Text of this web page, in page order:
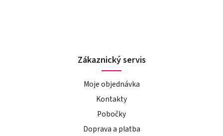
Zákaznický servis
Moje objednávka
Kontakty
Pobočky
Doprava a platba